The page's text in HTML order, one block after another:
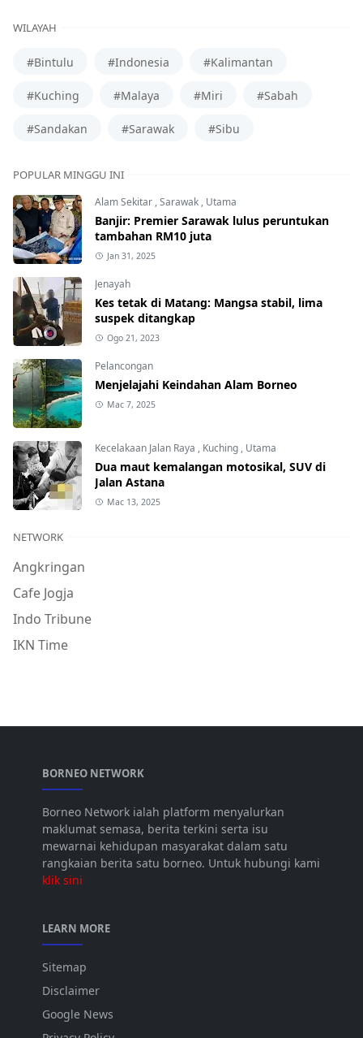
WILAYAH
#Bintulu #Indonesia #Kalimantan
#Kuching #Malaya #Miri #Sabah
#Sandakan #Sarawak #Sibu
POPULAR MINGGU INI
Alam Sekitar ,Sarawak , Utama
Banjir: Premier Sarawak lulus peruntukan
tambahan RM10 juta
Jan 31, 2025
Jenayah
Kes tetak di Matang: Mangsa stabil, lima
suspek ditangkap
Ogo 21, 2023
Pelancongan
Menjelajahi Keindahan Alam Borneo
Mac 7, 2025
Kecelakaan Jalan Raya , Kuching , Utama
Dua maut kemalangan motosikal, SUV di
Jalan Astana
Mac 13, 2025
NETWORK
Angkringan
Cafe Jogja
Indo Tribune
IKN Time
BORNEO NETWORK
Borneo Network ialah platform menyalurkan
maklumat semasa, berita terkini serta isu
mewarnai kehidupan masyarakat dalam satu
rangkaian berita satu borneo. Untuk hubungi kami
klik sini
LEARN MORE
Sitemap
Disclaimer
Google News